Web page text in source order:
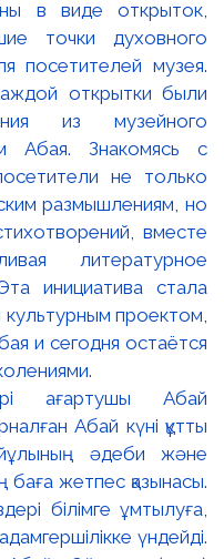
в городе
искусств имени
первый кураторский
Павла и Дмитрия
тур: вместе
прошёл сам Павел